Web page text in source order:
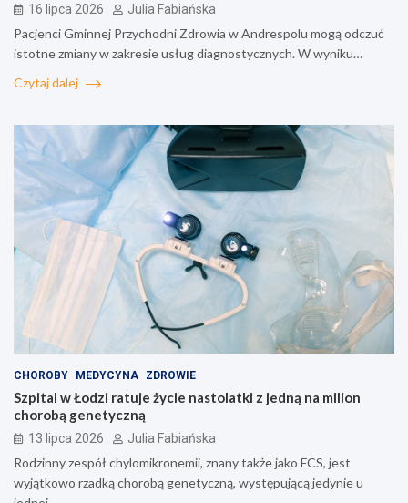
16 lipca 2026 Julia Fabiańska
Pacjenci Gminnej Przychodni Zdrowia w Andrespolu mogą odczuć
istotne zmiany w zakresie usług diagnostycznych. W wyniku…
Czytaj dalej
CHOROBY MEDYCYNA ZDROWIE
Szpital w Łodzi ratuje życie nastolatki z jedną na milion
chorobą genetyczną
13 lipca 2026 Julia Fabiańska
Rodzinny zespół chylomikronemii, znany także jako FCS, jest
wyjątkowo rzadką chorobą genetyczną, występującą jedynie u